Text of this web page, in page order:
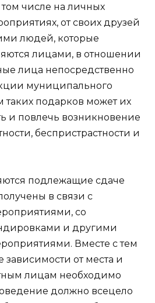
числе на личных
от своих друзей
людей, которые
лицами, в отношении
лица непосредственно
муниципального
подарков может их
и повлечь возникновение
беспристрастности и
подлежащие сдаче
в связи с
со
и другими
Вместе с тем
от места и
лицам необходимо
должно всецело